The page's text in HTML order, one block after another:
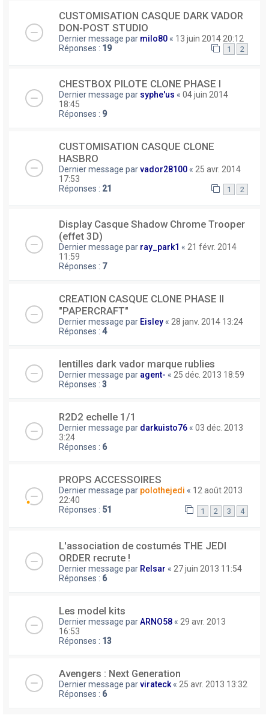
CUSTOMISATION CASQUE DARK VADOR
DON-POST STUDIO
Dernier message par milo80 « 13 juin 2014 20:12
Réponses : 19 1 2
CHESTBOX PILOTE CLONE PHASE I
Dernier message par syphe'us « 04 juin 2014
18:45
Réponses : 9
CUSTOMISATION CASQUE CLONE
HASBRO
Dernier message parvador28100 « 25 avr. 2014
17:53
Réponses : 21 1 2
Display Casque Shadow Chrome Trooper
(effet 3D)
Dernier message par ray_park1 « 21 févr. 2014
11:59
Réponses : 7
CREATION CASQUE CLONE PHASE II
"PAPERCRAFT"
Dernier message par Eisley « 28 janv. 2014 13:24
Réponses : 4
lentilles dark vador marque rublies
Dernier message par agent- « 25 déc. 2013 18:59
Réponses : 3
R2D2 echelle 1/1
Dernier message par darkuisto76 « 03 déc. 2013
3:24
Réponses : 6
PROPS ACCESSOIRES
Dernier message par polothejedi « 12 août 2013
22:40
Réponses : 51 1 2 3 4
L'association de costumés THE JEDI
ORDER recrute !
Dernier message par Relsar « 27 juin 2013 11:54
Réponses : 6
Les model kits
Dernier message parARNO58 « 29 avr. 2013
16:53
Réponses : 13
Avengers : Next Generation
Dernier message parvirateck « 25 avr. 2013 13:32
Réponses : 6